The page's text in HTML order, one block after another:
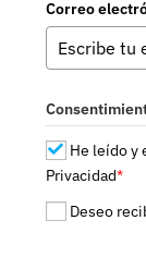
Correo
He leído y
Privacidad*
Deseo